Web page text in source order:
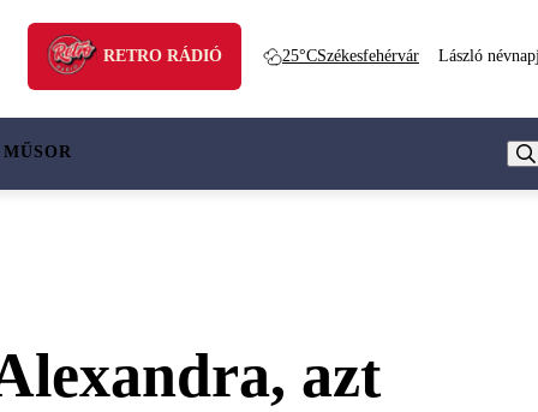
RETRO RÁDIÓ 25°CSzékesfehérvár László
azt